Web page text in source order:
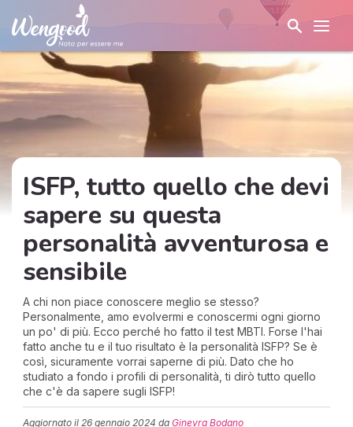
ISFP, tutto quello che devi
sapere su questa
personalità avventurosa e
sensibile
A chi non piace conoscere meglio se stesso?
Personalmente, amo evolvermi e conoscermi ogni giorno
un po' di più. Ecco perché ho fatto il test MBTI. Forse l'hai
fatto anche tu e il tuo risultato è la personalità ISFP? Se è
così, sicuramente vorrai saperne di più. Dato che ho
studiato a fondo i profili di personalità, ti dirò tutto quello
che c'è da sapere sugli ISFP!
Aggiornato il 26 gennaio 2024 da Ginevra Bodano